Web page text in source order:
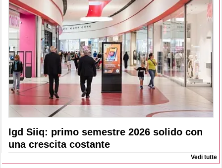
Igd Siiq: primo semestre 2026 solido con
una crescita costante
Vedi tutte